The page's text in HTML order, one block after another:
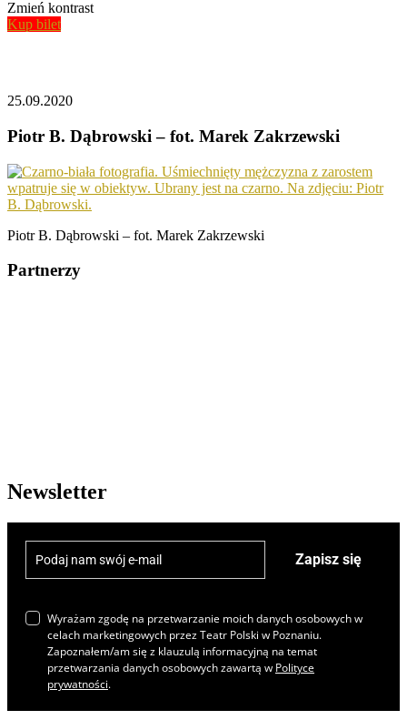
Zmień kontrast
Kup bilet
25.09.2020
Piotr B. Dąbrowski – fot. Marek Zakrzewski
Piotr B. Dąbrowski – fot. Marek Zakrzewski
Partnerzy
Newsletter
Zapisz się
Wyrażam zgodę na przetwarzanie moich danych osobowych w
celach marketingowych przez Teatr Polski w Poznaniu.
Zapoznałem/am się z klauzulą informacyjną na temat
przetwarzania danych osobowych zawartą w Polityce
prywatności.